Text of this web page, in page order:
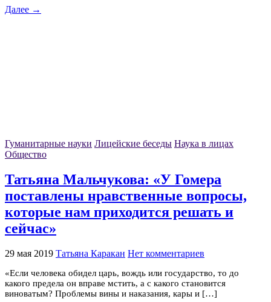
Далее →
Гуманитарные науки Лицейские беседы Наука в лицах
Общество
Татьяна Мальчукова: «У Гомера
поставлены нравственные вопросы,
которые нам приходится решать и
сейчас»
29 мая 2019 Татьяна Каракан Нет комментариев
«Если человека обидел царь, вождь или государство, то до
какого предела он вправе мстить, а с какого становится
виноватым? Проблемы вины и наказания, кары и […]